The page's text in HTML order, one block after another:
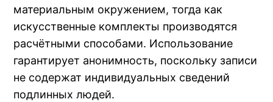
материальным окружением, тогда как
искусственные комплекты производятся
расчётными способами. Использование
гарантирует анонимность, поскольку записи
не содержат индивидуальных сведений
подлинных людей.